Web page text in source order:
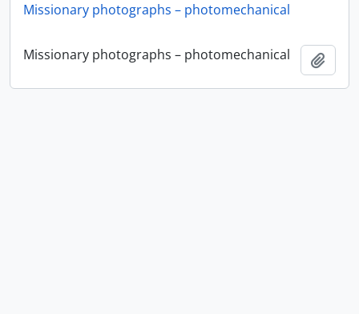
Missionary photographs – photomechanical
Missionary photographs – photomechanical